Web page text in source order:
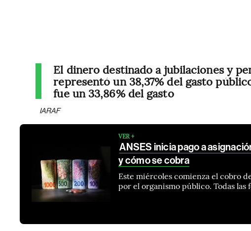
El dinero destinado a jubilaciones y
representó un 38,37% del gasto
fue un 33,86% del gasto
IARAF
VER +
ANSES inicia pago a
y cómo se cobra
Este miércoles comienza el cobro
por el organismo público. Todas las